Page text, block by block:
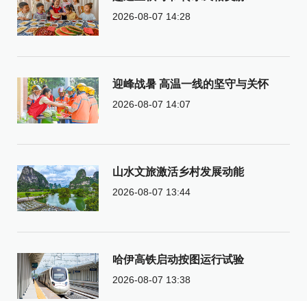
2026-08-07 14:28
迎峰战暑 高温一线的坚守与关怀
2026-08-07 14:07
山水文旅激活乡村发展动能
2026-08-07 13:44
哈伊高铁启动按图运行试验
2026-08-07 13:38